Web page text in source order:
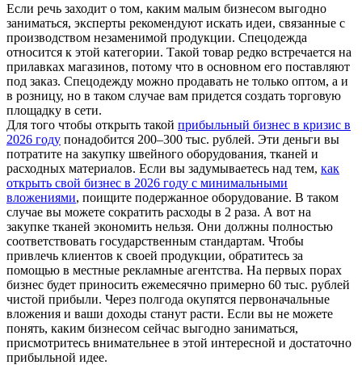
Если речь заходит о том, каким малым бизнесом выгодно
заниматься, эксперты рекомендуют искать идеи, связанные с
производством незаменимой продукции. Спецодежда
относится к этой категории. Такой товар редко встречается на
прилавках магазинов, потому что в основном его поставляют
под заказ. Спецодежду можно продавать не только оптом, а и
в розницу, но в таком случае вам придется создать торговую
площадку в сети.
Для того чтобы открыть такой прибыльный бизнес в кризис в
2026 году понадобится 200–300 тыс. рублей. Эти деньги вы
потратите на закупку швейного оборудования, тканей и
расходных материалов. Если вы задумываетесь над тем, как
открыть свой бизнес в 2026 году с минимальными
вложениями, поищите подержанное оборудование. В таком
случае вы можете сократить расходы в 2 раза. А вот на
закупке тканей экономить нельзя. Они должны полностью
соответствовать государственным стандартам. Чтобы
привлечь клиентов к своей продукции, обратитесь за
помощью в местные рекламные агентства. На первых порах
бизнес будет приносить ежемесячно примерно 60 тыс. рублей
чистой прибыли. Через полгода окупятся первоначальные
вложения и ваши доходы станут расти. Если вы не можете
понять, каким бизнесом сейчас выгодно заниматься,
присмотритесь внимательнее в этой интересной и достаточно
прибыльной идее.